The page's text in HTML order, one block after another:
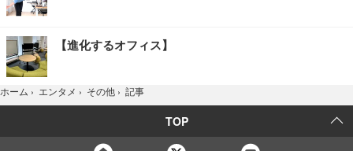
【進化するオフィス】
ホーム › エンタメ › その他 › 記事
TOP